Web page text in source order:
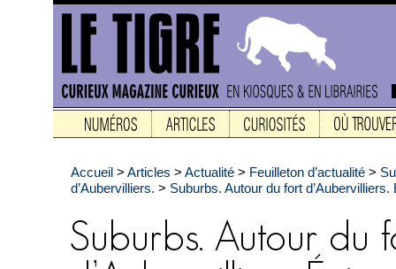
Accueil > Articles > Actualité > Feuilleton d’actualité >
d’Aubervilliers. > Suburbs. Autour du fort d’Aubervilliers.